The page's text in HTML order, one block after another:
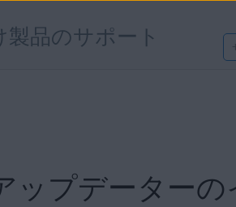
製品のサポート
ップデーター